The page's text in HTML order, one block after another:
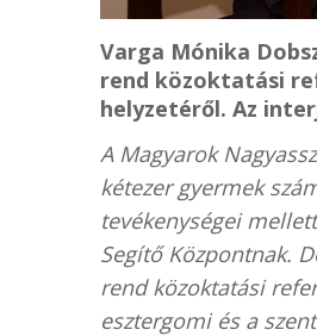
Varga Mónika
rend közoktatási
helyzetéről. Az
A Magyarok
kétezer gyermek
tevékenységei
Segítő Központnak.
rend közoktatási
esztergomi és a